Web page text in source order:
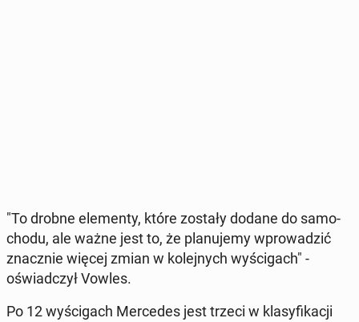
"To drobne ele­men­ty, które zostały dodane do sa­mo­
cho­du, ale ważne jest to, że pla­nu­je­my wpro­wa­dzić
znacz­nie więcej zmian w ko­lej­nych wy­ści­gach" -
oświad­czył Vowles.
Po 12 wy­ści­gach Mer­ce­des jest trzeci w kla­sy­fi­ka­cji